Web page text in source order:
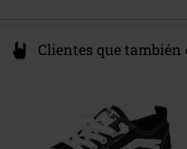
Clientes que también